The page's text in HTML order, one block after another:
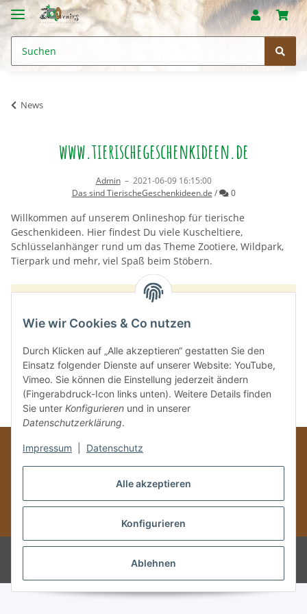
Alle akzeptieren
Konfigurieren
Ablehnen
Wie wir Cookies & Co nutzen
Durch Klicken auf „Alle akzeptieren“ gestatten Sie den
Einsatz folgender Dienste auf unserer Website: YouTube,
Vimeo. Sie können die Einstellung jederzeit ändern
(Fingerabdruck-Icon links unten). Weitere Details finden
Sie unter Konfigurieren und in unserer
Datenschutzerklärung.
Impressum Datenschutz
News
www.tierischegeschenkideen.de
Admin– 2021-06-09 16:15:00
Das sind TierischeGeschenkideen.de / Kommentare
0
Willkommen auf unserem Onlineshop für tierische
Geschenkideen. Hier findest Du viele Kuscheltiere,
Schlüsselanhänger rund um das Theme Zootiere, Wildpark,
Tierpark und mehr, viel Spaß beim Stöbern.
Bitte melden Sie sich an, um einen Kommentar zu
Kategorien
* Alle Preise inkl. gesetzlicher USt., zzgl.Versand
Powered byJTL-Shop